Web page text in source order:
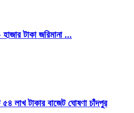
টাকা জরিমানা ...
লাখ টাকার বাজেট ঘোষণা চাঁদপুর